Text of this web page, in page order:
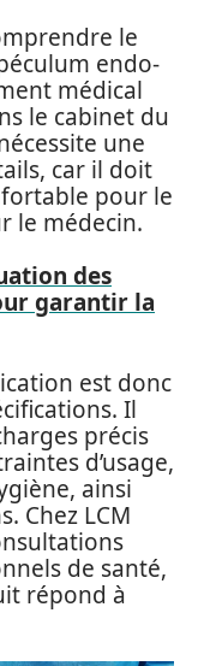
le
endo-
médical
le cabinet du
une
car il doit
pour le
le médecin.
des
garantir la
est donc
Il
précis
d’usage,
ainsi
Chez LCM
de santé,
répond à